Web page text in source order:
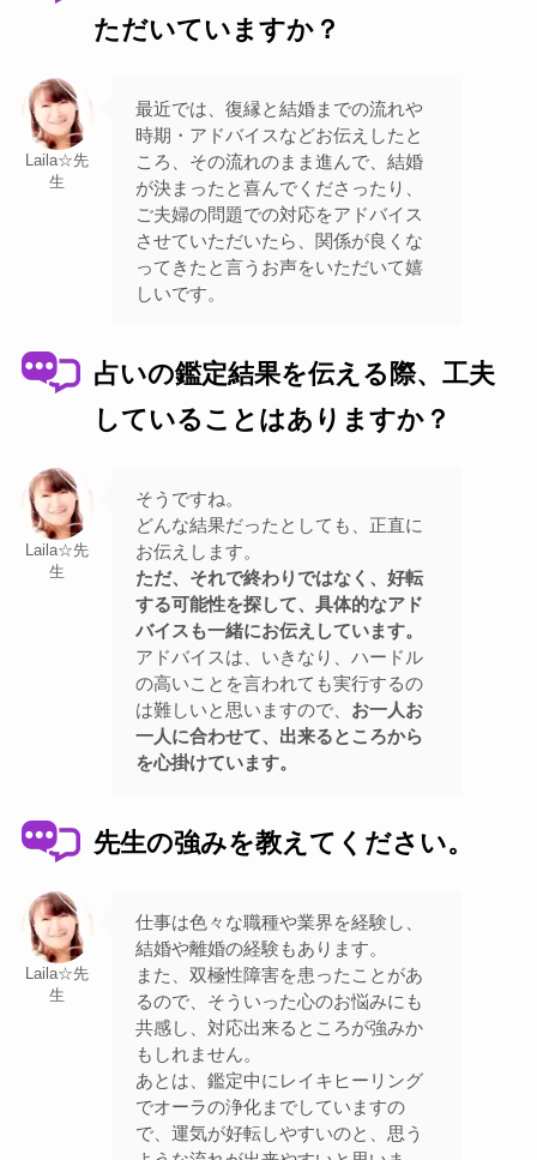
ただいていますか？
Laila☆先
生
最近では、復縁と結婚までの流れや
時期・アドバイスなどお伝えしたと
ころ、その流れのまま進んで、結婚
が決まったと喜んでくださったり、
ご夫婦の問題での対応をアドバイス
させていただいたら、関係が良くな
ってきたと言うお声をいただいて嬉
しいです。
占いの鑑定結果を伝える際、工夫
していることはありますか？
Laila☆先
生
そうですね。
どんな結果だったとしても、正直に
お伝えします。
ただ、それで終わりではなく、好転
する可能性を探して、具体的なアド
バイスも一緒にお伝えしています。
アドバイスは、いきなり、ハードル
の高いことを言われても実行するの
は難しいと思いますので、 お一人お
一人に合わせて、出来るところから
を心掛けています。
先生の強みを教えてください。
Laila☆先
生
仕事は色々な職種や業界を経験し、
結婚や離婚の経験もあります。
また、双極性障害を患ったことがあ
るので、そういった心のお悩みにも
共感し、対応出来るところが強みか
もしれません。
あとは、鑑定中にレイキヒーリング
でオーラの浄化までしていますの
で、運気が好転しやすいのと、思う